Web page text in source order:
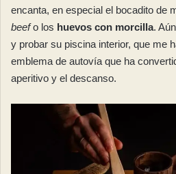
encanta, en especial el bocadito de
beefo los huevos con morcilla.
y probar su piscina interior, que me
emblema de autovía que ha
aperitivo y el descanso.